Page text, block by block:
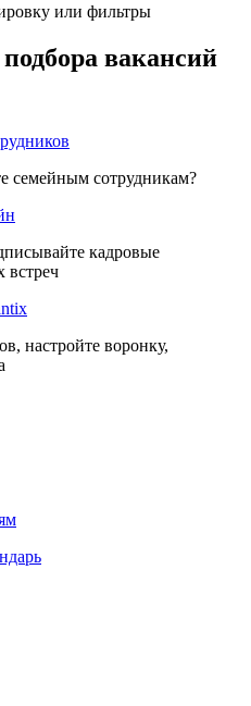
или фильтры
вакансий
семейным сотрудникам?
кадровые
встреч
настройте воронку,